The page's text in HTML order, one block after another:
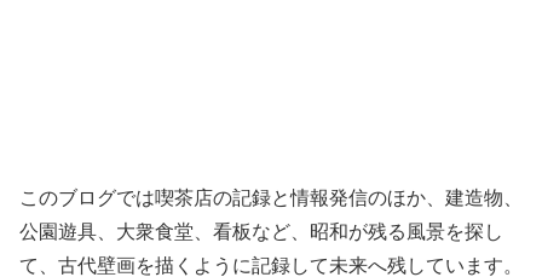
このブログでは喫茶店の記録と情報発信のほか、建造物、
公園遊具、大衆食堂、看板など、昭和が残る風景を探し
て、古代壁画を描くように記録して未来へ残しています。